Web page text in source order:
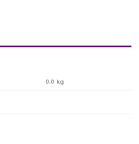
0.0 kg